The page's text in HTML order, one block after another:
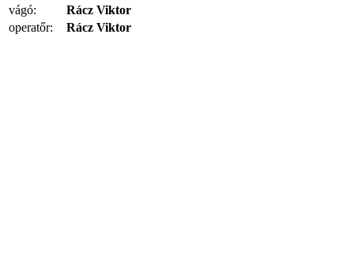
vágó:
Rácz Viktor
operatőr:
Rácz Viktor